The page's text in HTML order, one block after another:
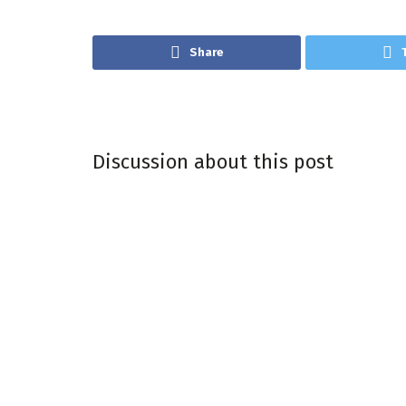
Share
Discussion about this post